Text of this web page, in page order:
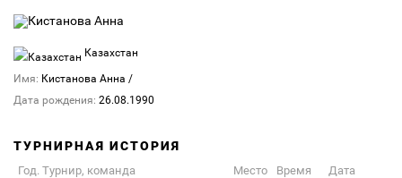
Казахстан
Имя: Кистанова Анна /
Дата рождения: 26.08.1990
ТУРНИРНАЯ ИСТОРИЯ
Год. Турнир, команда Место Время
Дата